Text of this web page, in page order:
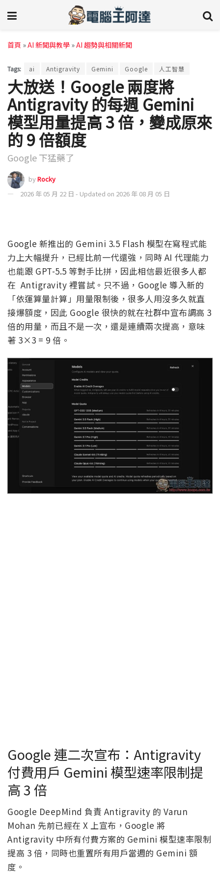
首頁 »AI 新聞與教學 »AI 趨勢與相關新聞
Tags: ai Antigravity Gemini Google 人工智慧
大放送！Google 兩度將
Antigravity 的每週 Gemini
模型用量提高 3 倍，變成原來
的 9 倍額度
Google 下猛藥了
byRocky
2026 年 05 月 22 日 - Updated on 2026 年 08 月 05 日
Google 新推出的 Gemini 3.5 Flash 模型在寫程式能
力上大幅提升，已經比前一代還強，同時 AI 代理能力
也能跟 GPT-5.5 等對手比拼，因此相信最近很多人都
在 Antigravity 裡嘗試。只不過，Google 導入新的
「依運算量計算」用量限制後，很多人用沒多久就直
接爆額度，因此 Google 很快的就在社群中宣布調高 3
倍的用量，而且不是一次，還是連續兩次提高，意味
著 3×3 = 9 倍。
Google 連二次宣布：Antigravity
付費用戶 Gemini 模型速率限制提
高 3 倍
Google DeepMind 負責 Antigravity 的 Varun
Mohan 先前已經在 X 上宣布，Google 將
Antigravity 中所有付費方案的 Gemini 模型速率限制
提高 3 倍，同時也重置所有用戶當週的 Gemini 額
度。